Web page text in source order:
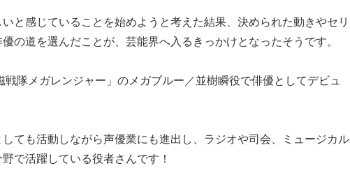
と感じていることを始めようと考えた結果、決められた動きやセリ
の道を選んだことが、芸能界へ入るきっかけとなったそうです。
戦隊メガレンジャー」のメガブルー／並樹瞬役で俳優としてデビュ
ても活動しながら声優業にも進出し、ラジオや司会、ミュージカル
で活躍している役者さんです！